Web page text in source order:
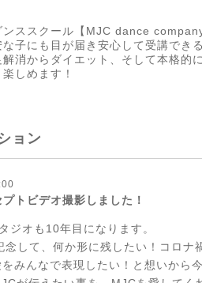
ンススクール【MJC dance
子にも目が届き安心して受講でき
解消からダイエット、そして本格的
しめます！
ョン
トビデオ撮影しました！
ジオも10年目になります。
念して、何か形に残したい！コロナ
みんなで表現したい！と想いから